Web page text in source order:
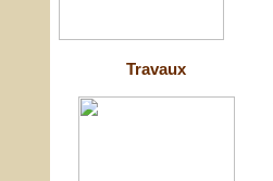
Travaux